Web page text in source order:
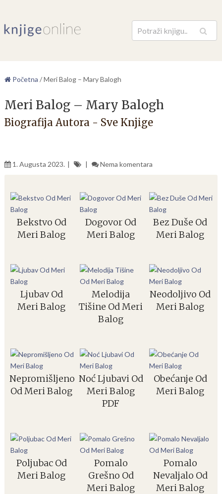
Pretraga
Početna /Meri Balog – Mary Balogh
Meri Balog – Mary Balogh
Biografija Autora - Sve Knjige
1. Augusta 2023. Nema komentara
Bekstvo Od
Meri Balog
Dogovor Od
Meri Balog
Bez Duše Od
Meri Balog
Ljubav Od
Meri Balog
Melodija
Tišine Od Meri
Balog
Neodoljivo Od
Meri Balog
Nepromišljeno
Od Meri Balog
Noć Ljubavi Od
Meri Balog
PDF
Obećanje Od
Meri Balog
Poljubac Od
Meri Balog
Pomalo
Grešno Od
Meri Balog
Pomalo
Nevaljalo Od
Meri Balog